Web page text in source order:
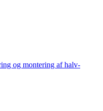
og montering af halv-